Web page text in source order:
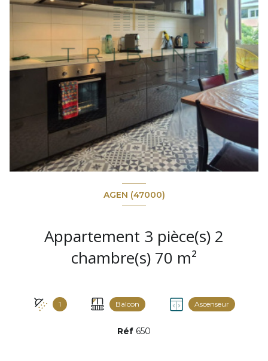
AGEN (47000)
Appartement 3 pièce(s) 2
chambre(s) 70 m²
1 Balcon Ascenseur
Réf 650